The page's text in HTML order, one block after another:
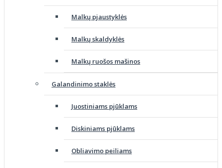
Malkų pjaustyklės
Malkų skaldyklės
Malkų ruošos mašinos
Galandinimo staklės
Juostiniams pjūklams
Diskiniams pjūklams
Obliavimo peiliams